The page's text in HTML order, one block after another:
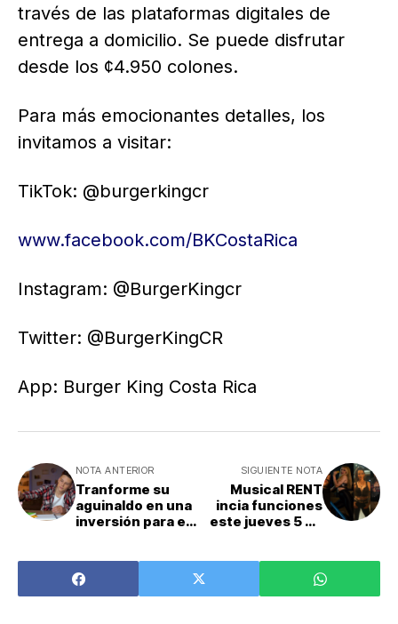
través de las plataformas digitales de
entrega a domicilio. Se puede disfrutar
desde los ¢4.950 colones.
Para más emocionantes detalles, los
invitamos a visitar:
TikTok: @burgerkingcr
www.facebook.com/BKCostaRica
Instagram: @BurgerKingcr
Twitter: @BurgerKingCR
App: Burger King Costa Rica
NOTA ANTERIOR
Tranforme su
aguinaldo en una
inversión para el
SIGUIENTE NOTA
Musical RENT
incia funciones
este jueves 5 de